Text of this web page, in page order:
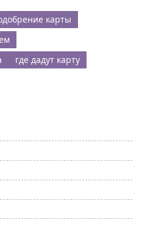
карты
где дадут карту